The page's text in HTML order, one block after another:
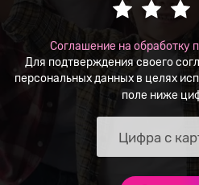
Соглашение на обработку
Для подтверждения своего
персональных данных в целях
поле ниже